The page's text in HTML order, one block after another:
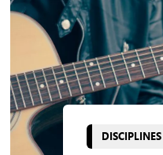
DISCIPLINES